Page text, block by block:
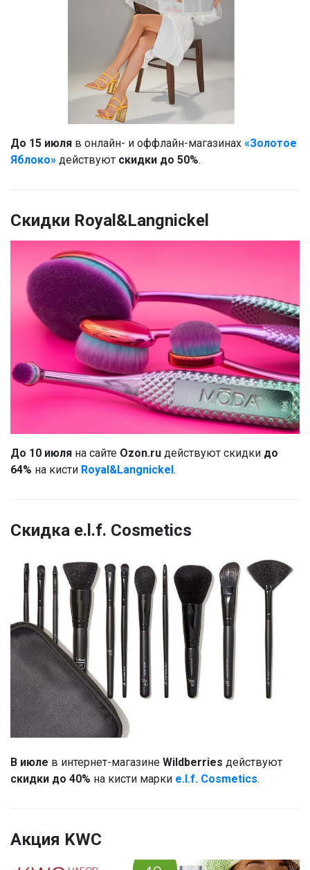
До 15 июля в онлайн- и оффлайн-магазинах «Золотое
Яблоко» действуют скидки до 50%.
Скидки Royal&Langnickel
До 10 июля на сайте Ozon.ru действуют скидки до
64% на кисти Royal&Langnickel.
Скидка e.l.f. Cosmetics
В июле в интернет-магазине Wildberries действуют
скидки до 40% на кисти марки e.l.f. Cosmetics.
Акция KWC